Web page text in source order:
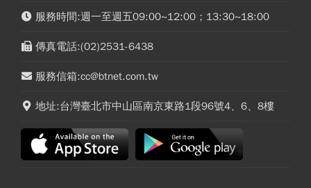
服務時間:週一至週五09:00~12:00；13:30~18:00
傳真電話:(02)2531-6438
服務信箱:cc@btnet.com.tw
地址:台灣臺北市中山區南京東路1段96號4、6、8樓